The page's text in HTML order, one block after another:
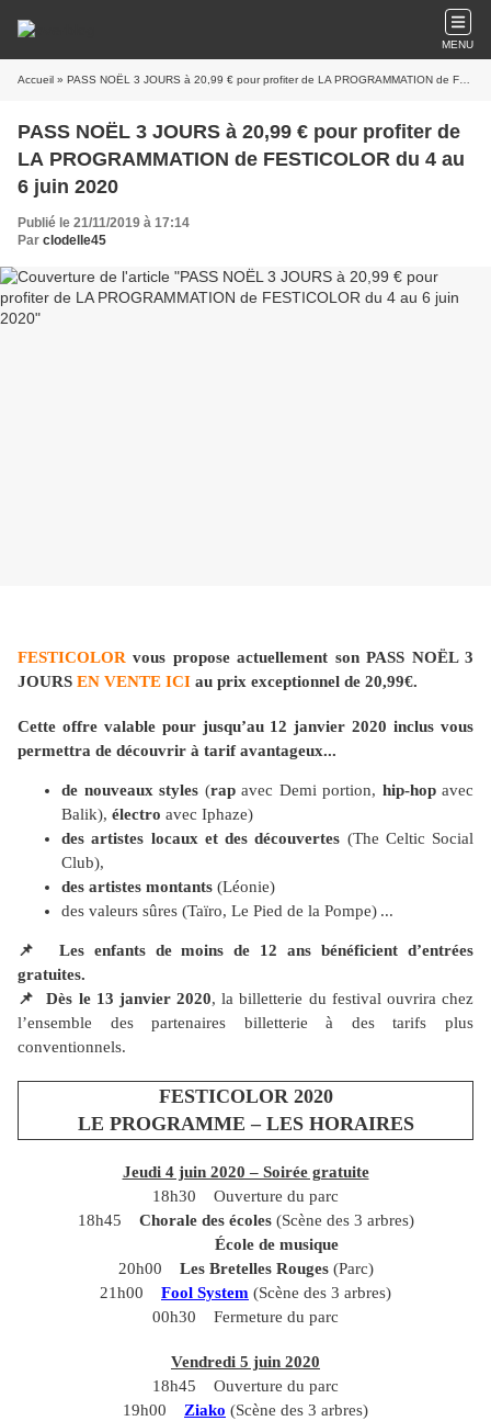
MENU
Accueil » PASS NOËL 3 JOURS à 20,99 € pour profiter de LA PROGRAMMATION de FESTICOLOR du 4 au 6 juin 2020
PASS NOËL 3 JOURS à 20,99 € pour profiter de
LA PROGRAMMATION de FESTICOLOR du 4 au
6 juin 2020
Publié le 21/11/2019 à 17:14
Par clodelle45
FESTICOLORvous propose actuellement son PASS NOËL 3
JOURS EN VENTE ICI au prix exceptionnel de 20,99€.
Cette offre valable pour jusqu’au 12 janvier 2020 inclus vous
permettra de découvrir à tarif avantageux...
de nouveaux styles (rapavec Demi portion, hip-hopavec
Balik), électro avec Iphaze)
des artistes locaux et des découvertes (The Celtic Social
Club),
des artistes montants (Léonie)
des valeurs sûres (Taïro, Le Pied de la Pompe) ...
📌 Les enfants de moins de 12 ans bénéficient d’entrées
gratuites.
📌Dès le 13 janvier 2020, la billetterie du festival ouvrira chez
l’ensemble des partenaires billetterie à des tarifs plus
conventionnels.
FESTICOLOR 2020
LE PROGRAMME – LES HORAIRES
Jeudi 4 juin 2020 – Soirée gratuite
18h30 Ouverture du parc
18h45 Chorale des écoles(Scène des 3 arbres)
École de musique
20h00 Les Bretelles Rouges(Parc)
21h00 Fool System (Scène des 3 arbres)
00h30 Fermeture du parc
Vendredi 5 juin 2020
18h45 Ouverture du parc
19h00 Ziako (Scène des 3 arbres)